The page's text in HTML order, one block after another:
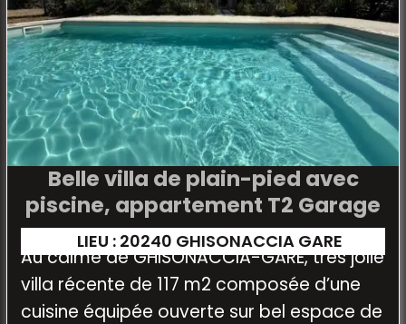
Belle villa de plain-pied avec
piscine, appartement T2 Garage
LIEU : 20240 GHISONACCIA GARE
Au calme de GHISONACCIA-GARE, très jolie
villa récente de 117 m2 composée d’une
cuisine équipée ouverte sur bel espace de